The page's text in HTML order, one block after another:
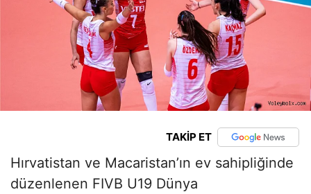
TAKİP ET
Hırvatistan ve Macaristan’ın ev sahipliğinde
düzenlenen FIVB U19 Dünya